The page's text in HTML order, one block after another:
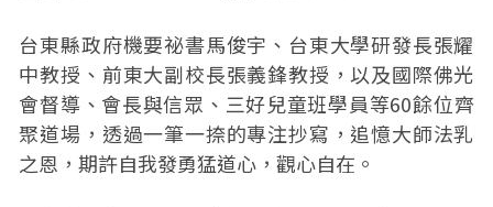
台東縣政府機要祕書馬俊宇、台東大學研發長張耀
中教授、前東大副校長張義鋒教授，以及國際佛光
會督導、會長與信眾、三好兒童班學員等60餘位齊
聚道場，透過一筆一捺的專注抄寫，追憶大師法乳
之恩，期許自我發勇猛道心，觀心自在。